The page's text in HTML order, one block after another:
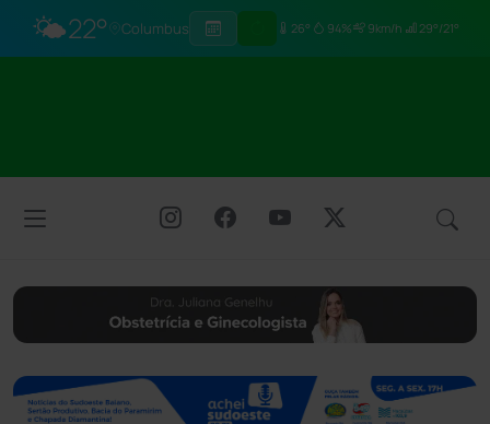
🌤️22° Columbus 26° 94% 9km/h 29°/21°